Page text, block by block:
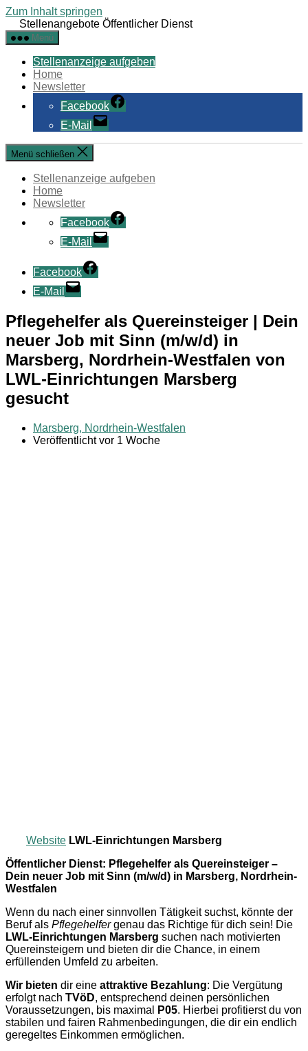
Zum Inhalt springen
Stellenangebote Öffentlicher Dienst
Menü
Stellenanzeige aufgeben
Home
Newsletter
Facebook
E-Mail
Menü schließen
Stellenanzeige aufgeben
Home
Newsletter
Facebook
E-Mail
Facebook
E-Mail
Pflegehelfer als Quereinsteiger | Dein
neuer Job mit Sinn (m/w/d) in
Marsberg, Nordrhein-Westfalen von
LWL-Einrichtungen Marsberg
gesucht
Marsberg, Nordrhein-Westfalen
Veröffentlicht vor 1 Woche
Website LWL-Einrichtungen Marsberg
Öffentlicher Dienst: Pflegehelfer als Quereinsteiger –
Dein neuer Job mit Sinn (m/w/d) in Marsberg, Nordrhein-
Westfalen
Wenn du nach einer sinnvollen Tätigkeit suchst, könnte der
Beruf als Pflegehelfergenau das Richtige für dich sein! Die
LWL-Einrichtungen Marsberg suchen nach motivierten
Quereinsteigern und bieten dir die Chance, in einem
erfüllenden Umfeld zu arbeiten.
Wir bieten dir eine attraktive Bezahlung: Die Vergütung
erfolgt nach TVöD, entsprechend deinen persönlichen
Voraussetzungen, bis maximal
P05. Hierbei profitierst du von
stabilen und fairen Rahmenbedingungen, die dir ein endlich
geregeltes Einkommen ermöglichen.